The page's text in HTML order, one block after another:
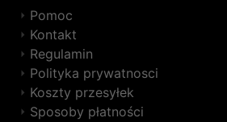
Pomoc
Kontakt
Regulamin
Polityka prywatnosci
Koszty przesyłek
Sposoby płatności